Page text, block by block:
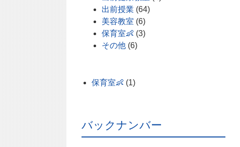
出前授業 (64)
美容教室 (6)
保育室👶 (3)
その他 (6)
保育室👶 (1)
バックナンバー